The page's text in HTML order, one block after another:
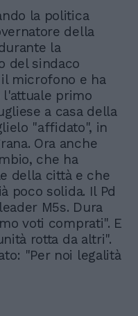
la politica
della
la
del sindaco
microfono e ha
l'attuale primo
a casa della
"affidato", in
Ora anche
che ha
della città e che
poco solida. Il Pd
M5s. Dura
voti comprati". E
rotta da altri".
"Per noi legalità